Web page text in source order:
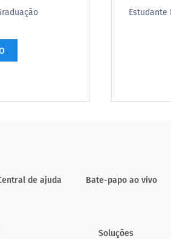
Estudante
de ajuda Bate-papo ao vivo
Soluções